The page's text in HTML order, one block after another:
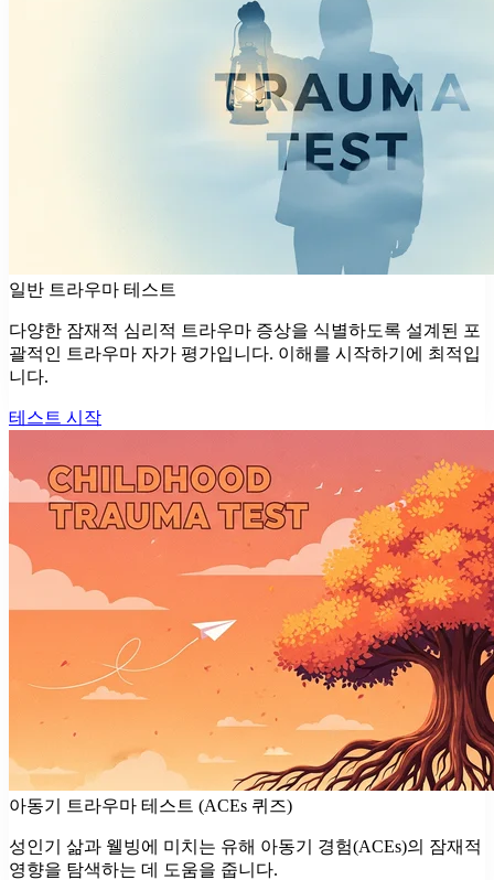
일반 트라우마 테스트
다양한 잠재적 심리적 트라우마 증상을 식별하도록 설계된 포
괄적인 트라우마 자가 평가입니다. 이해를 시작하기에 최적입
니다.
테스트 시작
아동기 트라우마 테스트 (ACEs 퀴즈)
성인기 삶과 웰빙에 미치는 유해 아동기 경험(ACEs)의 잠재적
영향을 탐색하는 데 도움을 줍니다.